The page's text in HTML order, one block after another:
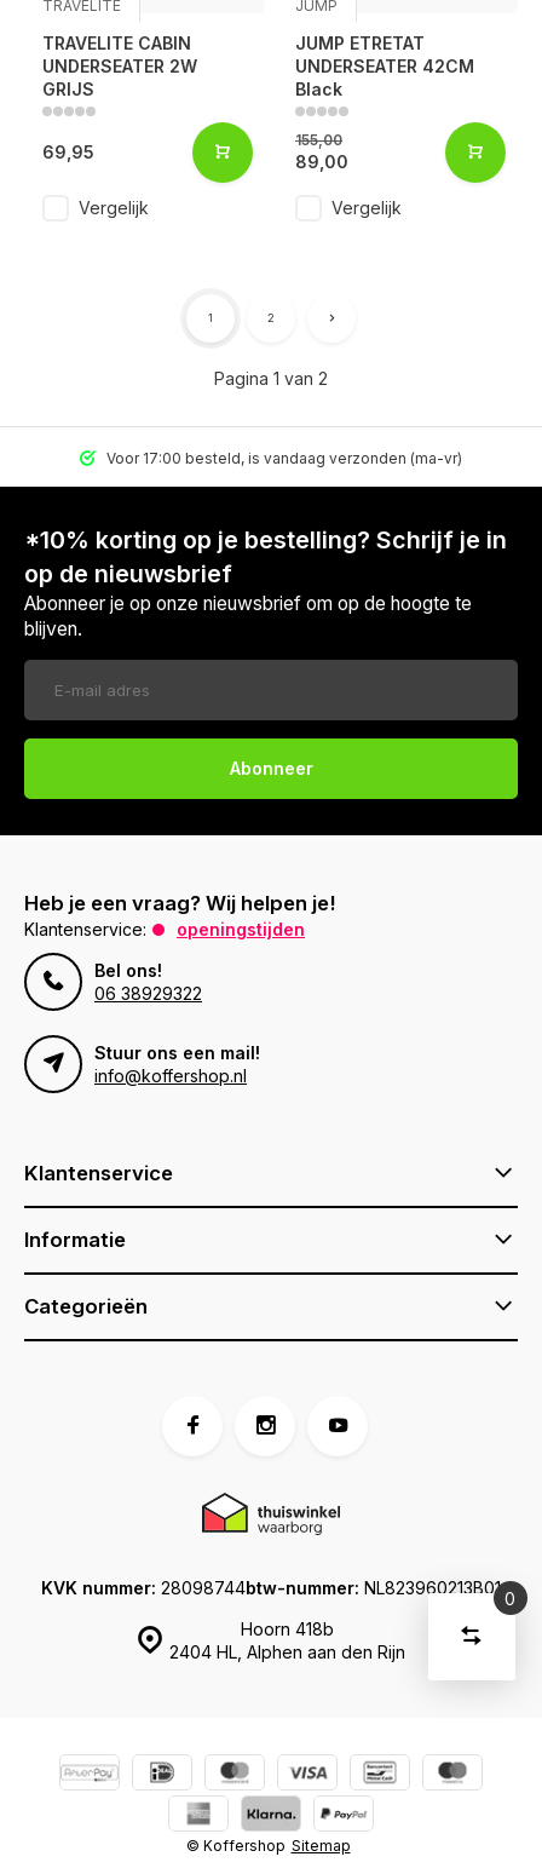
TRAVELITE
TRAVELITE CABIN
UNDERSEATER 2W
GRIJS
69,95
Vergelijk
JUMP
JUMP ETRETAT
UNDERSEATER 42CM
Black
155,00
89,00
Vergelijk
Pagina 1 van 2
1 2
Voor 17:00 besteld, is vandaag verzonden (ma-vr)
*10% korting op je bestelling? Schrijf je in
op de nieuwsbrief
Abonneer je op onze nieuwsbrief om op de hoogte te
blijven.
Abonneer
Heb je een vraag? Wij helpen je!
Klantenservice:
openingstijden
Bel ons!
06 38929322
Stuur ons een mail!
info@koffershop.nl
Klantenservice
Informatie
Categorieën
Hoorn 418b
2404 HL, Alphen aan den Rijn
KVK nummer: 28098744btw-nummer: NL823960213B01
© Koffershop Sitemap
0
Vergelijk
Verwijder
U
in uw
Start